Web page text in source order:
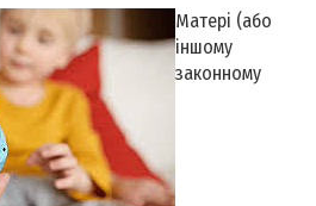
Матері (або
іншому
законному